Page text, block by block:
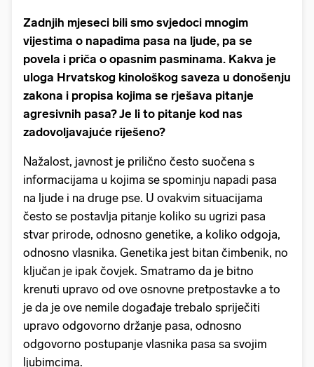
Zadnjih mjeseci bili smo svjedoci mnogim
vijestima o napadima pasa na ljude, pa se
povela i priča o opasnim pasminama. Kakva je
uloga Hrvatskog kinološkog saveza u donošenju
zakona i propisa kojima se rješava pitanje
agresivnih pasa? Je li to pitanje kod nas
zadovoljavajuće riješeno?
Nažalost, javnost je prilično često suočena s
informacijama u kojima se spominju napadi pasa
na ljude i na druge pse. U ovakvim situacijama
često se postavlja pitanje koliko su ugrizi pasa
stvar prirode, odnosno genetike, a koliko odgoja,
odnosno vlasnika. Genetika jest bitan čimbenik, no
ključan je ipak čovjek. Smatramo da je bitno
krenuti upravo od ove osnovne pretpostavke a to
je da je ove nemile događaje trebalo spriječiti
upravo odgovorno držanje pasa, odnosno
odgovorno postupanje vlasnika pasa sa svojim
ljubimcima.